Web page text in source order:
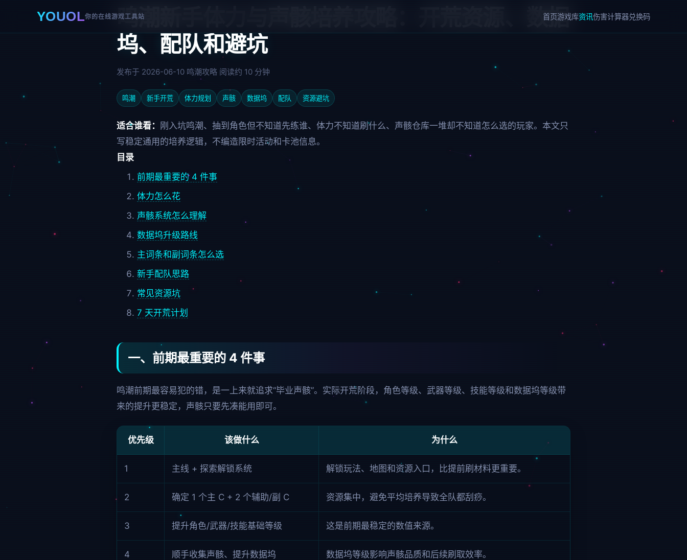
YOUOL你的在线游戏工具站 首页游戏库资讯伤害计算器兑换码
鸣潮新手体力与声骸培养攻略：开荒资源、数据
坞、配队和避坑
发布于 2026-06-10 鸣潮攻略 阅读约 10 分钟
鸣潮 新手开荒 体力规划 声骸 数据坞 配队 资源避坑
适合谁看：
刚入坑鸣潮、抽到角色但不知道先练谁、体力不知道刷什么、声骸仓库一堆却不知道怎么选的玩家。本文只
写稳定通用的培养逻辑，不编造限时活动和卡池信息。
目录
前期最重要的 4 件事
体力怎么花
声骸系统怎么理解
数据坞升级路线
主词条和副词条怎么选
新手配队思路
常见资源坑
7 天开荒计划
一、前期最重要的 4 件事
鸣潮前期最容易犯的错，是一上来就追求“毕业声骸”。实际开荒阶段，角色等级、武器等级、技能等级和数据坞等级带
来的提升更稳定，声骸只要先凑能用即可。
优先级 该做什么 为什么
1 主线 + 探索解锁系统 解锁玩法、地图和资源入口，比提前刷材料更重要。
2 确定 1 个主 C + 2 个辅助/副 C 资源集中，避免平均培养导致全队都刮痧。
3 提升角色/武器/技能基础等级 这是前期最稳定的数值来源。
4 顺手收集声骸、提升数据坞 数据坞等级影响声骸品质和后续刷取效率。